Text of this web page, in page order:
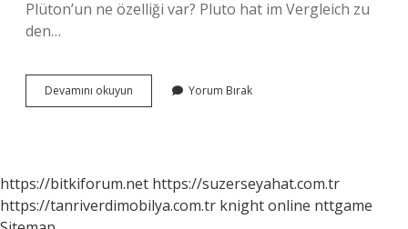
Plüton’un ne özelliği var? Pluto hat im Vergleich zu
den…
Devamını okuyun
Neyi
Yorum Bırak
https://bitkiforum.net https://suzerseyahat.com.tr
https://tanriverdimobilya.com.tr knight online nttgame